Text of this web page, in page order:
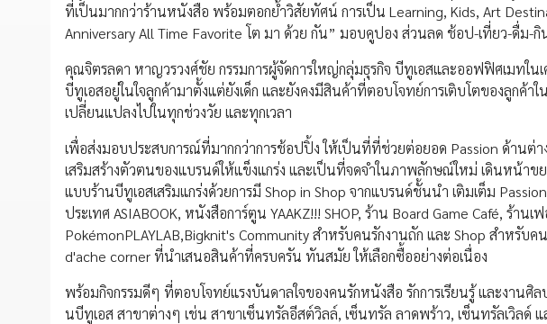
ที่เป็นมากกว่าร้านหนังสือ พร้อมตอกย้ำวิสัยทัศน์ การเป็น Learning, Kids, Art
Anniversary All Time Favorite โต มา ด้วย กัน” มอบคูปอง ส่วนลด ช้อป-เที่ยว-ดื่ม-
คุณจิตรลดา หาญวรวงศ์ชัย กรรมการผู้จัดการใหญ่กลุ่มธุรกิจ บีทูเอสและออฟฟิศเมทใน
บีทูเอสอยู่ในใจลูกค้ามาตั้งแต่ยังเด็ก และยังคงมีสินค้าที่ตอบโจทย์การเติบโตของลูกค้า
เปลี่ยนแปลงไปในทุกช่วงวัย และทุกเวลา
เพื่อส่งมอบประสบการณ์ที่มากกว่าการช้อปปิ้ง ให้เป็นที่ที่ช่วยต่อยอด Passion ด้านต่
เสริมสร้างตัวตนของแบรนด์ให้แข็งแกร่ง และเป็นที่จดจำในภาพลักษณ์ใหม่ เดินหน้า
แบบร้านบีทูเอสเสริมแกร่งด้วยการมี Shop in Shop จากแบรนด์ชั้นนำ เติมเต็ม
ประเทศ ASIABOOK, หนังสือการ์ตูน YAAKZ!!! SHOP, ร้าน Board Game Café, ร้าน
PokémonPLAYLAB,Bigknit's Community สำหรับคนรักงานถัก และ Shop สำหรับค
d'ache corner ที่นำเสนอสินค้าที่ครบครัน ทันสมัย ให้เลือกซื้ออย่างต่อเนื่อง
พร้อมกิจกรรมดีๆ ที่ตอบโจทย์แรงบันดาลใจของคนรักหนังสือ รักการเรียนรู้ และงานศิ
นบีทูเอส สาขาต่างๆ เช่น สาขาเซ็นทรัลอีสต์วิลล์, เซ็นทรัล ลาดพร้าว, เซ็นทรัลเวิลด์